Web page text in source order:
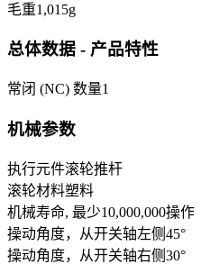
毛重1,015g
总体数据 - 产品特性
常闭 (NC) 数量1
机械参数
执行元件滚轮推杆
滚轮材料塑料
机械寿命, 最少10,000,000操作
操动角度，从开关轴左侧45°
操动角度，从开关轴右侧30°